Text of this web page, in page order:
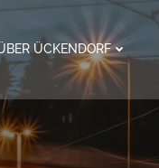
ÜCKENDORF